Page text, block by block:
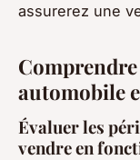
assurerez une
automobile
Évaluer les
vendre en